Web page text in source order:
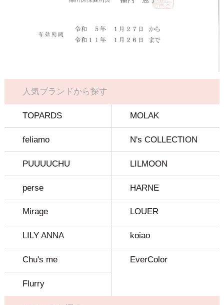
人気ブランドから探す
TOPARDS MOLAK
feliamo N's COLLECTION
PUUUUCHU LILMOON
perse HARNE
Mirage LOUER
LILY ANNA koiao
Chu's me EverColor
Flurry